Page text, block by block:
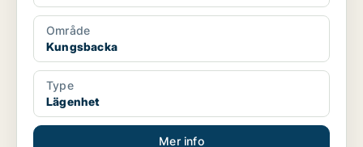
Område
Kungsbacka
Type
Lägenhet
Mer info